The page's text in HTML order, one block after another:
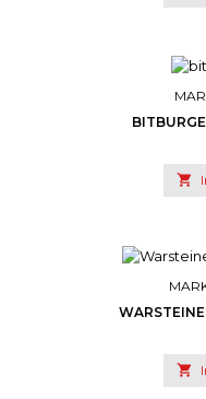

